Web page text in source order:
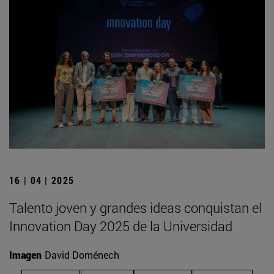
16 | 04 | 2025
Talento joven y grandes ideas conquistan el
Innovation Day 2025 de la Universidad
Imagen David Doménech